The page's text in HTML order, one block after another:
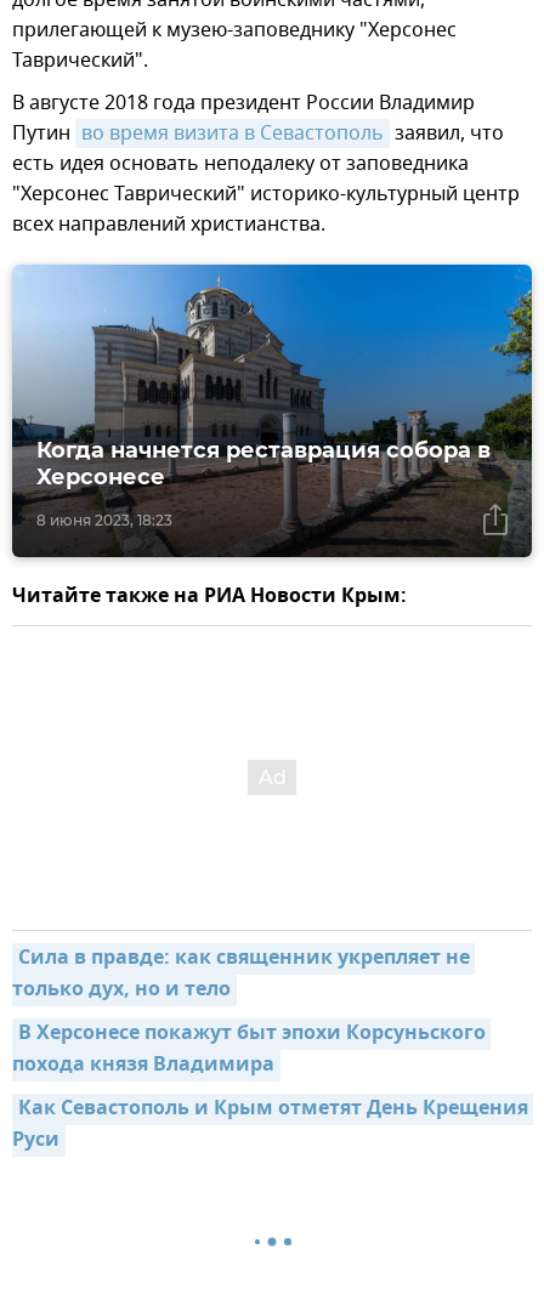
прилегающей к музею-заповеднику "Херсонес
Таврический".
В августе 2018 года президент России Владимир
Путин во время визита в Севастополь заявил, что
есть идея основать неподалеку от заповедника
"Херсонес Таврический" историко-культурный центр
всех направлений христианства.
8 июня 2023, 18:23
Когда начнется реставрация собора в
Херсонесе
Читайте также на РИА Новости Крым:
Сила в правде: как священник укрепляет не
только дух, но и тело
В Херсонесе покажут быт эпохи Корсуньского
похода князя Владимира
Как Севастополь и Крым отметят День Крещения
Руси